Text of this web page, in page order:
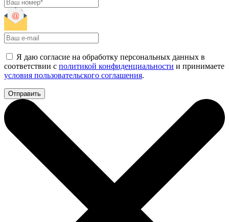
Я даю согласие на обработку персональных данных в
соответствии с политикой конфиденциальности и принимаете
условия пользовательского соглашения.